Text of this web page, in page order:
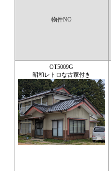
物件NO
OT5009G
昭和レトロな古家付き